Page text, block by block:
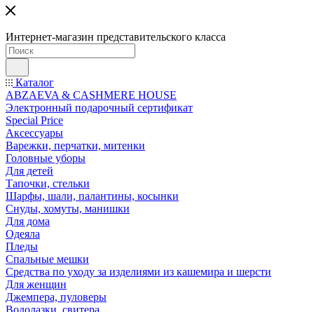
Интернет-магазин представительского класса
Каталог
ABZAEVA & CASHMERE HOUSE
Электронный подарочный сертификат
Special Price
Аксессуары
Варежки, перчатки, митенки
Головные уборы
Для детей
Тапочки, стельки
Шарфы, шали, палантины, косынки
Снуды, хомуты, манишки
Для дома
Одеяла
Пледы
Спальные мешки
Средства по уходу за изделиями из кашемира и шерсти
Для женщин
Джемпера, пуловеры
Водолазки, свитера